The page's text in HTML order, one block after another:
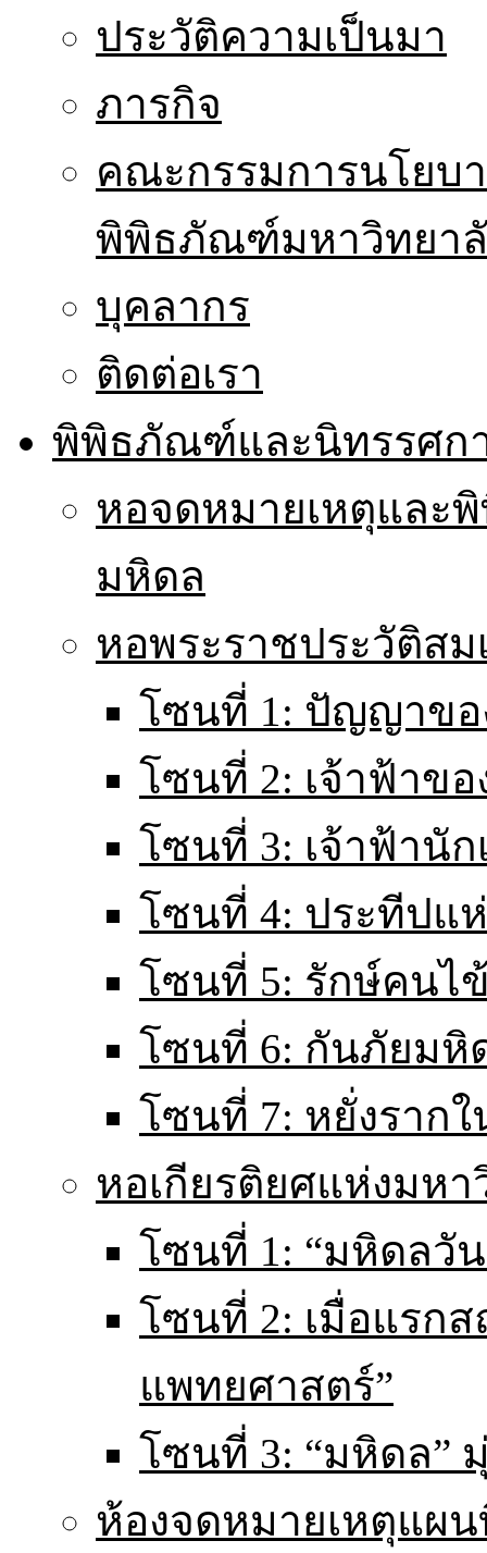
ประวัติความเป็นมา
ภารกิจ
คณะกรรมการนโยบ
พิพิธภัณฑ์มหาวิทยา
บุคลากร
ติดต่อเรา
พิพิธภัณฑ์และนิทรรศก
หอจดหมายเหตุและ
มหิดล
หอพระราชประวัติส
โซนที่ 1: ปัญญาข
โซนที่ 2: เจ้าฟ้าข
โซนที่ 3: เจ้าฟ้านัก
โซนที่ 4: ประทีปแ
โซนที่ 5: รักษ์คนไ
โซนที่ 6: กันภัยมหิ
โซนที่ 7: หยั่งราก
หอเกียรติยศแห่งมห
โซนที่ 1: “มหิดลวั
โซนที่ 2: เมื่อแรก
แพทยศาสตร์”
โซนที่ 3: “มหิดล”
ห้องจดหมายเหตุแผ